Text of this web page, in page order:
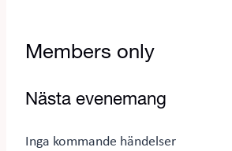
Members only
Nästa evenemang
Inga kommande händelser